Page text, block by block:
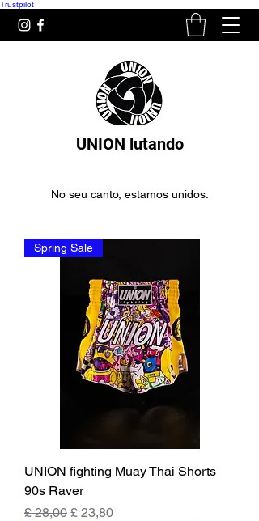
Trustpilot
UNION lutando
No seu canto, estamos unidos.
Spring Sale
UNION fighting Muay Thai Shorts
90s Raver
Preço normal
£ 28,00 Preço promocional
£ 23,80